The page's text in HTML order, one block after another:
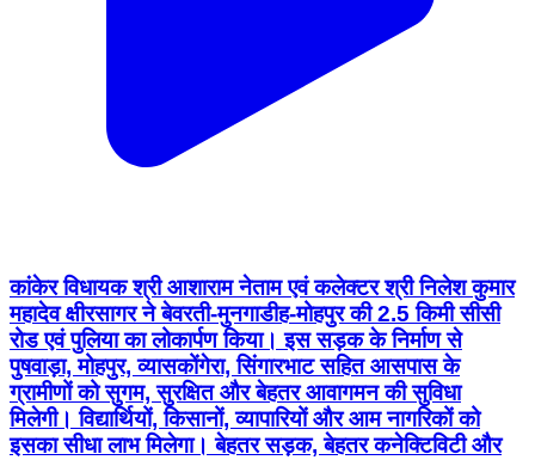
कांकेर विधायक श्री आशाराम नेताम एवं कलेक्टर श्री निलेश कुमार
महादेव क्षीरसागर ने बेवरती-मुनगाडीह-मोहपुर की 2.5 किमी सीसी
रोड एवं पुलिया का लोकार्पण किया। इस सड़क के निर्माण से
पुषवाड़ा, मोहपुर, व्यासकोंगेरा, सिंगारभाट सहित आसपास के
ग्रामीणों को सुगम, सुरक्षित और बेहतर आवागमन की सुविधा
मिलेगी। विद्यार्थियों, किसानों, व्यापारियों और आम नागरिकों को
इसका सीधा लाभ मिलेगा। बेहतर सड़क, बेहतर कनेक्टिविटी और